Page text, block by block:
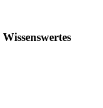
Wissenswertes